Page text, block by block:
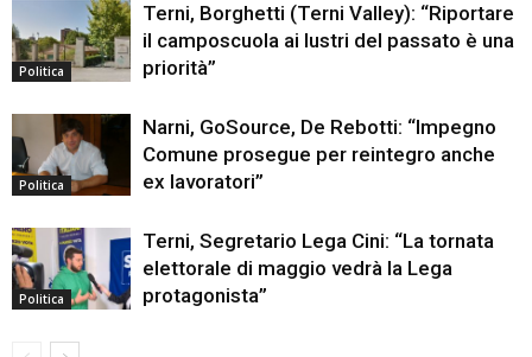
Politica
Terni, Borghetti (Terni Valley): “Riportare
il camposcuola ai lustri del passato è una
priorità”
Politica
Narni, GoSource, De Rebotti: “Impegno
Comune prosegue per reintegro anche
ex lavoratori”
Politica
Terni, Segretario Lega Cini: “La tornata
elettorale di maggio vedrà la Lega
protagonista”